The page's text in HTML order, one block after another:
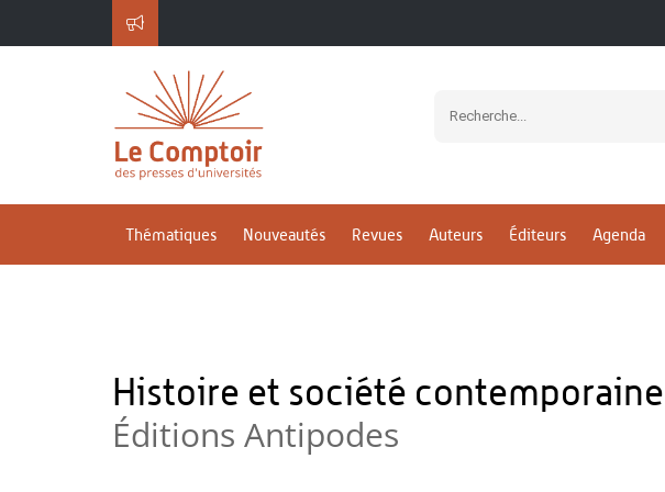
Thématiques Nouveautés Revues Auteurs Éditeurs Agenda
Histoire et société
Éditions Antipodes